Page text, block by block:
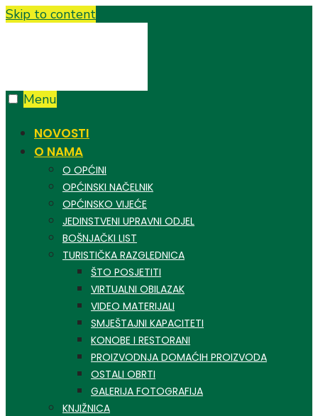
Skip to content
Menu
NOVOSTI
O NAMA
O OPĆINI
OPĆINSKI NAČELNIK
OPĆINSKO VIJEĆE
JEDINSTVENI UPRAVNI ODJEL
BOŠNJAČKI LIST
TURISTIČKA RAZGLEDNICA
ŠTO POSJETITI
VIRTUALNI OBILAZAK
VIDEO MATERIJALI
SMJEŠTAJNI KAPACITETI
KONOBE I RESTORANI
PROIZVODNJA DOMAĆIH PROIZVODA
OSTALI OBRTI
GALERIJA FOTOGRAFIJA
KNJIŽNICA